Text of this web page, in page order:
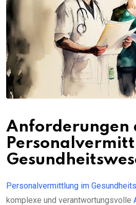
Anforderungen
Personalvermittlung im
komplexe und verantwortungsvolle